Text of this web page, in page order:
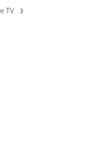
TV ›